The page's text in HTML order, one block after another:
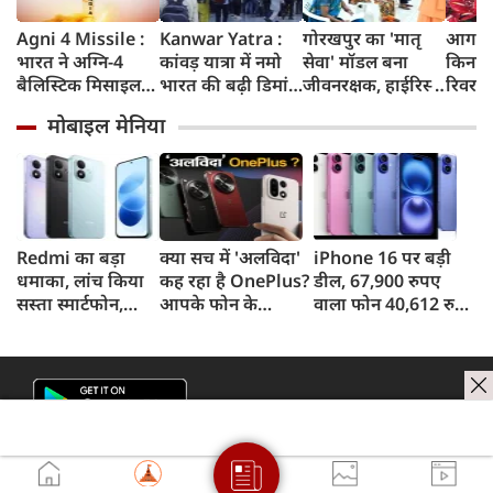
Agni 4 Missile :
भारत ने अग्नि-4
बैलिस्टिक मिसाइल
किया, 4,000 KM
तक मारक क्षमता
Kanwar Yatra :
कांवड़ यात्रा में नमो
भारत की बढ़ी डिमांड,
कई स्टेशनों पर 50%
तक बढ़ी यात्रियों की
संख्या
गोरखपुर का 'मातृ
सेवा' मॉडल बना
जीवनरक्षक, हाईरिस्क
इलाज से बची 77
जिंदगियां
आगरा
रिवर
करेगी
मोबाइल मेनिया
Redmi का बड़ा
धमाका, लांच किया
सस्ता स्मार्टफोन,
क्या सच में 'अलविदा'
कह रहा है OnePlus?
आपके फोन के
iPhone 16 पर बड़ी
डील, 67,900 रुपए
वाला फोन 40,612 रुपए